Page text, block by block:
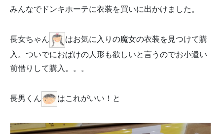
みんなでドンキホーテに衣装を買いに出かけました。
長女ちゃん
はお気に入りの魔女の衣装を見つけて購
入。ついでにおばけの人形も欲しいと言うのでお小遣い
前借りして購入。。。
長男くん はこれがいい！と